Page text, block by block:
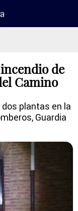
de
Camino
plantas en la
Guardia